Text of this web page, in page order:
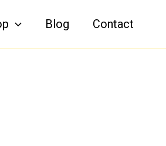
Blog Contact